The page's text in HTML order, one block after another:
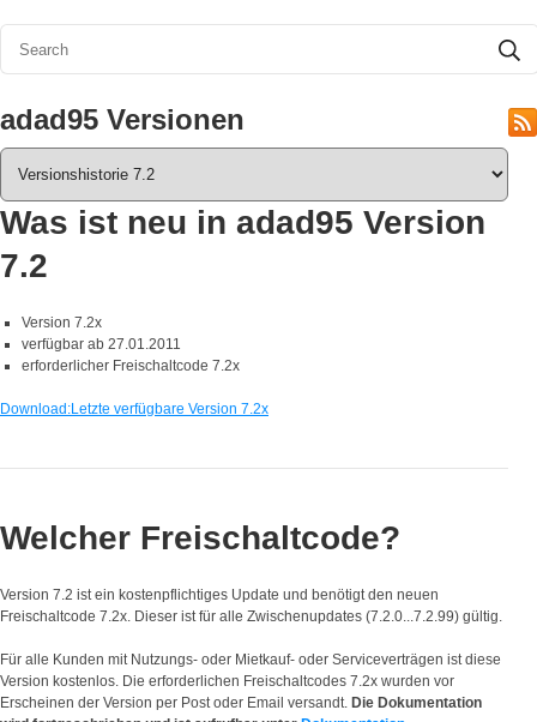
adad95 Versionen
Was ist neu in adad95 Version
7.2
Version 7.2x
verfügbar ab 27.01.2011
erforderlicher Freischaltcode 7.2x
Download:Letzte verfügbare Version 7.2x
Welcher Freischaltcode?
Version 7.2 ist ein kostenpflichtiges Update und benötigt den neuen
Freischaltcode 7.2x. Dieser ist für alle Zwischenupdates (7.2.0...7.2.99) gültig.
Für alle Kunden mit Nutzungs- oder Mietkauf- oder Serviceverträgen ist diese
Version kostenlos. Die erforderlichen Freischaltcodes 7.2x wurden vor
Erscheinen der Version per Post oder Email versandt. Die Dokumentation